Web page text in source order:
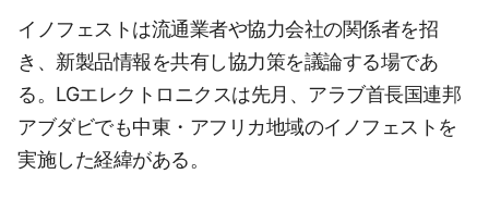
イノフェストは流通業者や協力会社の関係者を招
き、新製品情報を共有し協力策を議論する場であ
る。LGエレクトロニクスは先月、アラブ首長国連邦
アブダビでも中東・アフリカ地域のイノフェストを
実施した経緯がある。